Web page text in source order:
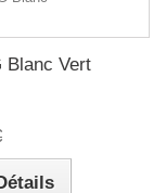
Blanc Vert